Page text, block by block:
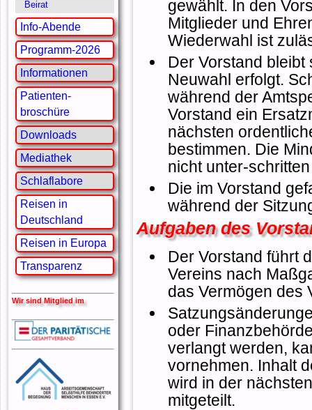
Beirat
Info-Abende
Programm-2026
Informationen
Patienten-
broschüre
Downloads
Mediathek
Schlaflabore
Reisen in
Deutschland
Reisen in Europa
Transparenz
Wir sind Mitglied im
gewählt. In den
Mitglieder und
Wiederwahl ist
Der Vorstand bleibt
Neuwahl erfolgt.
während der
Vorstand ein
nächsten
bestimmen. Die
nicht unter-
Die im Vorstand
während der
Aufgaben des
Der Vorstand führt
Vereins nach
das Vermögen des
oder
verlangt werden,
vornehmen. Inhalt
wird in der
mitgeteilt.